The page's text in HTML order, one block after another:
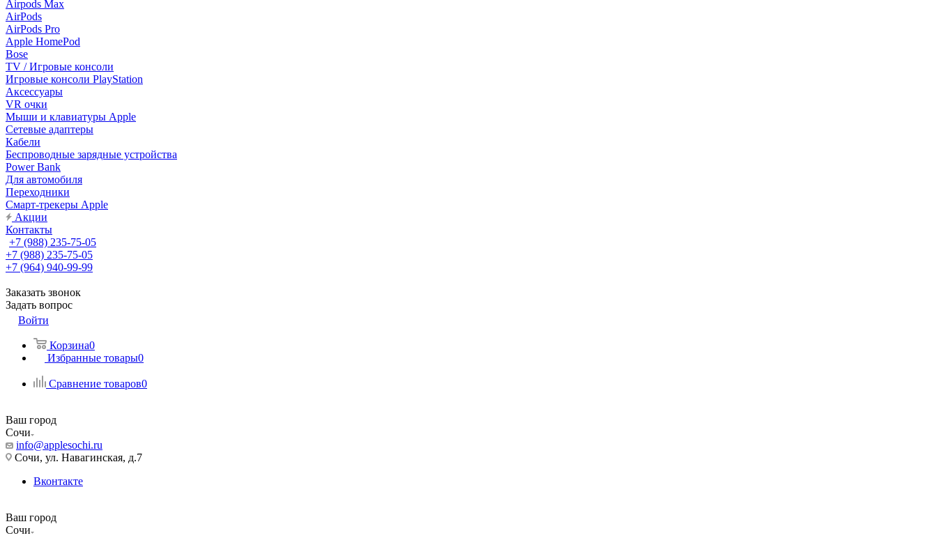
Airpods Max
AirPods
AirPods Pro
Apple HomePod
Bose
TV / Игровые консоли
Игровые консоли PlayStation
Аксессуары
VR очки
Мыши и клавиатуры Apple
Сетевые адаптеры
Кабели
Беспроводные зарядные устройства
Power Bank
Для автомобиля
Переходники
Смарт-трекеры Apple
Акции
Контакты
+7 (988) 235-75-05
+7 (988) 235-75-05
+7 (964) 940-99-99
Заказать звонок
Задать вопрос
Войти
Корзина0
Избранные товары0
Сравнение товаров0
Ваш город
Сочи
info@applesochi.ru
Сочи, ул. Навагинская, д.7
Вконтакте
Ваш город
Сочи